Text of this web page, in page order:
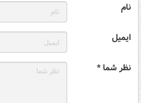
نام
ایمیل
نظر شما *